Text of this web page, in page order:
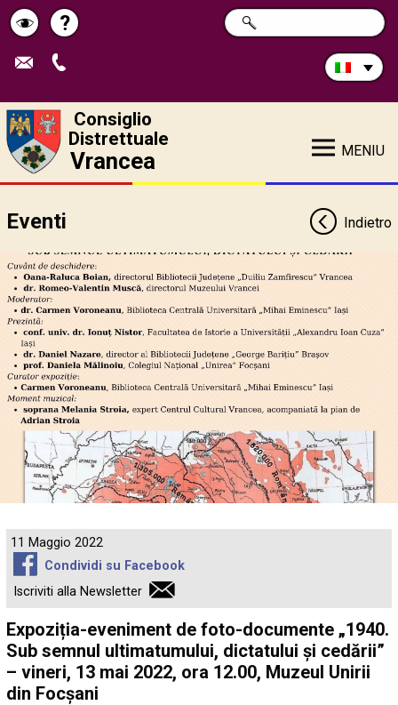
Schimbă
contrastul
Pagina
de
?
Cerca
nel
RICERCA
Consiglio
Distrettuale
Vrancea MENIU
Eventi Indietro
11 Maggio 2022
Condividi su Facebook
Iscriviti alla Newsletter
Expoziția-eveniment de foto-documente „1940.
Sub semnul ultimatumului, dictatului și cedării”
– vineri, 13 mai 2022, ora 12.00, Muzeul Unirii
din Focșani